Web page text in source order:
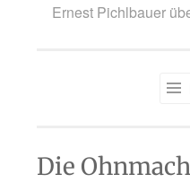
Ernest Pichlbauer
Die